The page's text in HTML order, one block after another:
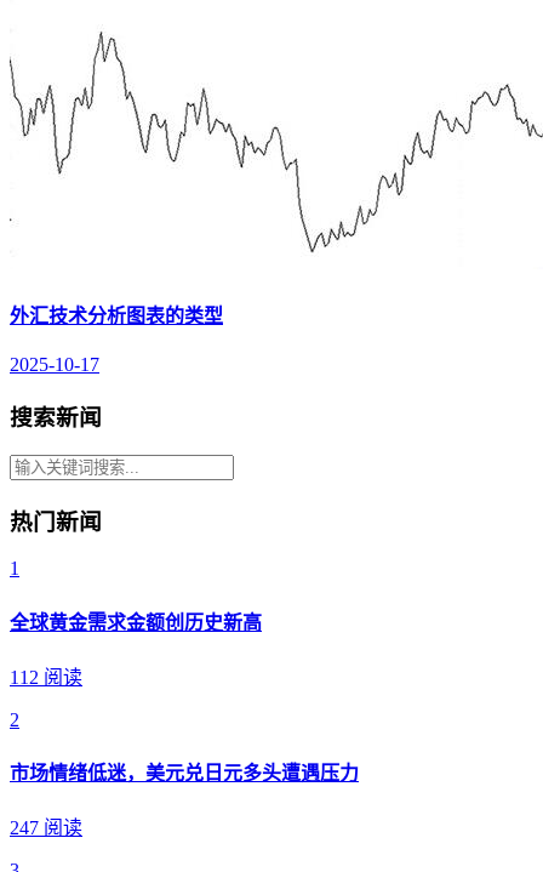
外汇技术分析图表的类型
2025-10-17
搜索新闻
热门新闻
1
全球黄金需求金额创历史新高
112 阅读
2
市场情绪低迷，美元兑日元多头遭遇压力
247 阅读